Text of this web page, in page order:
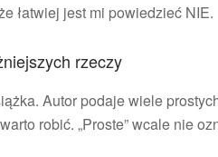
łatwiej jest mi powiedzieć NIE.
rzeczy
Autor podaje wiele
robić. „Proste” wcale nie